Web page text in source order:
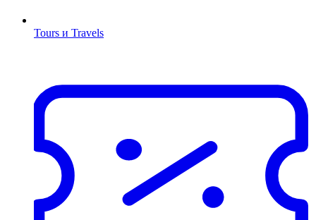
Tours и Travels